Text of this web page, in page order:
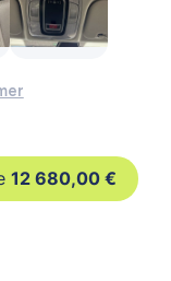
12 680,00 €